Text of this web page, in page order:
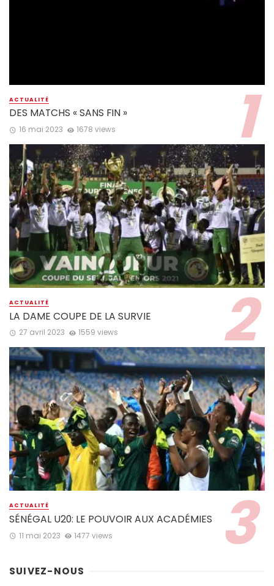
ACTUALITÉ
DES MATCHS « SANS FIN »
16 mai 2023 1678 views
ACTUALITÉ
LA DAME COUPE DE LA SURVIE
27 avril 2023 1559 views
ACTUALITÉ
SÉNÉGAL U20: LE POUVOIR AUX ACADÉMIES
11 mai 2023 1477 views
SUIVEZ-NOUS